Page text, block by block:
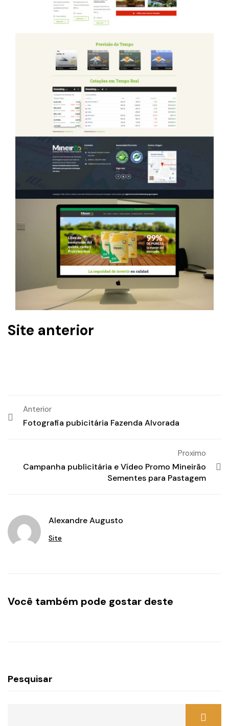
Site anterior
Anterior
Fotografia pubicitária Fazenda Alvorada
Proximo
Campanha publicitária e Vídeo Promo Mineirão
Sementes para Pastagem
Alexandre Augusto
Site
Você também pode gostar deste
Pesquisar